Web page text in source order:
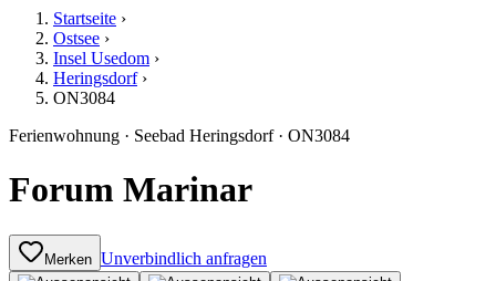
Startseite ›
Ostsee ›
Insel Usedom ›
Heringsdorf›
ON3084
Ferienwohnung · Seebad Heringsdorf· ON3084
Forum Marinar
Merken Unverbindlich anfragen